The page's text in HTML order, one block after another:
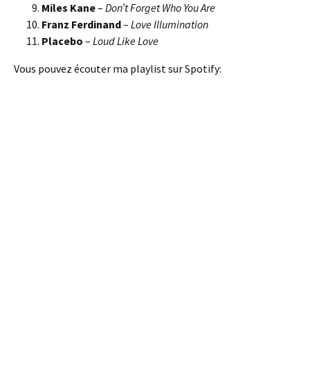
Miles Kane– Don’t Forget Who You Are
Franz Ferdinand– Love Illumination
Placebo – Loud Like Love
Vous pouvez écouter ma playlist sur Spotify: